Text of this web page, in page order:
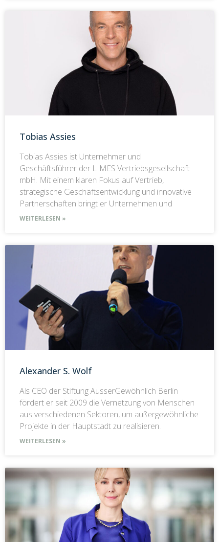
Tobias Assies
Tobias Assies ist Unternehmer und
Geschäftsführer der LIMES Vertriebsgesellschaft
mbH. Mit einem klaren Fokus auf Vertrieb,
strategische Geschäftsentwicklung und innovative
Partnerschaften bringt er Unternehmen und
WEITERLESEN »
Alexander S. Wolf
Als CEO der Stiftung AusserGewöhnlich Berlin
fördert er seit 2009 die Vernetzung von Menschen
aus verschiedenen Sektoren, um außergewöhnliche
Projekte in der Hauptstadt zu realisieren.
WEITERLESEN »